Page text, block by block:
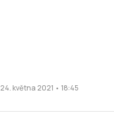
24. května 2021 • 18:45